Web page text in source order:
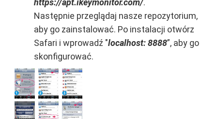
Następnie przeglądaj nasze repozytorium,
aby go zainstalować. Po instalacji otwórz
Safari i wprowadź "localhost: 8888”, aby go
skonfigurować.